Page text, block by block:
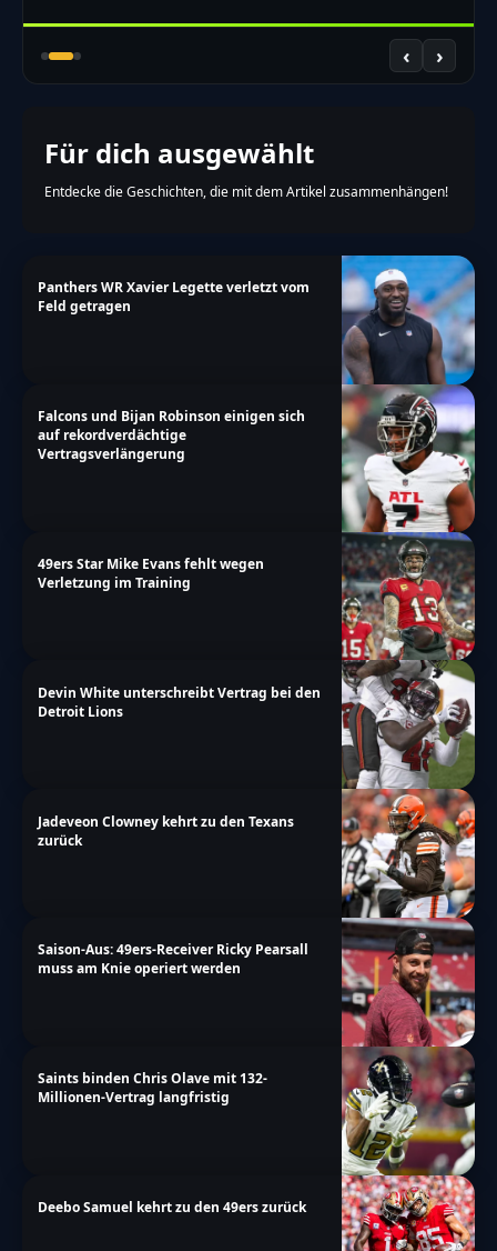
‹ ›
Für dich ausgewählt
Entdecke die Geschichten, die mit dem Artikel zusammenhängen!
Panthers WR Xavier Legette verletzt vom
Feld getragen
Falcons und Bijan Robinson einigen sich
auf rekordverdächtige
Vertragsverlängerung
49ers Star Mike Evans fehlt wegen
Verletzung im Training
Devin White unterschreibt Vertrag bei den
Detroit Lions
Jadeveon Clowney kehrt zu den Texans
zurück
Saison-Aus: 49ers-Receiver Ricky Pearsall
muss am Knie operiert werden
Saints binden Chris Olave mit 132-
Millionen-Vertrag langfristig
Deebo Samuel kehrt zu den 49ers zurück